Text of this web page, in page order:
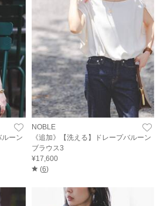
ルーン
NOBLE
《追加》【洗える】ドレープバルーン
ブラウス3
¥17,600
(6)